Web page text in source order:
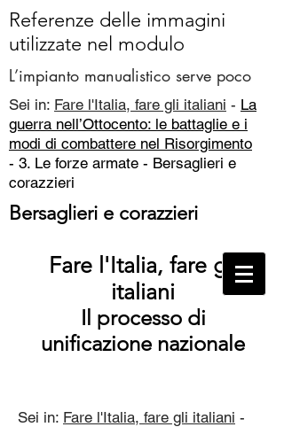
Referenze delle immagini
utilizzate nel modulo
L’impianto manualistico serve poco
Sei in: Fare l'Italia, fare gli italiani - La
guerra nell’Ottocento: le battaglie e i
modi di combattere nel Risorgimento
- 3. Le forze armate - Bersaglieri e
corazzieri
Bersaglieri e corazzieri
Fare l'Italia, fare gli
italiani
Il processo di
unificazione nazionale
Sei in: Fare l'Italia, fare gli italiani -